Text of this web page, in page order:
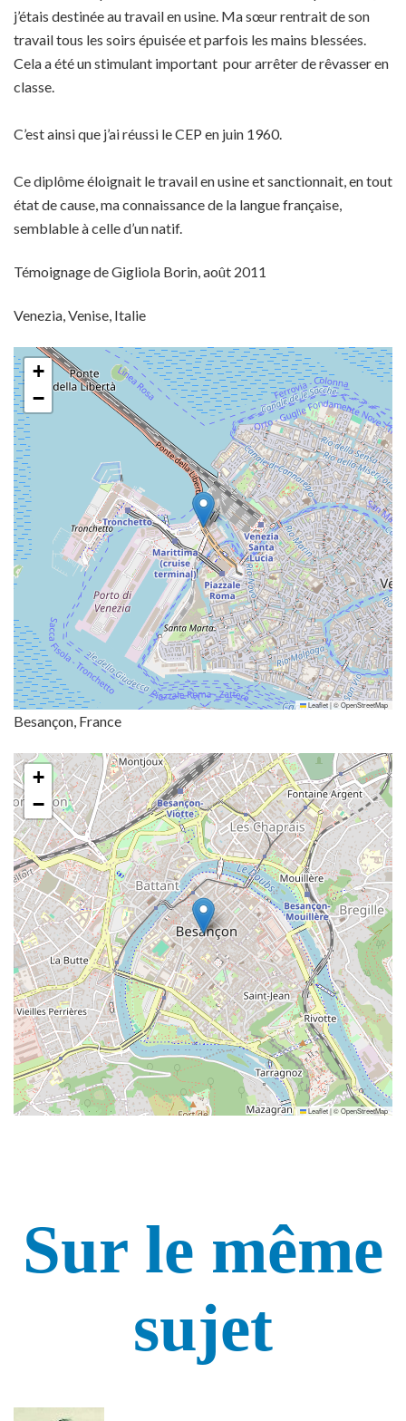
j’étais destinée au travail en usine. Ma sœur rentrait de son
travail tous les soirs épuisée et parfois les mains blessées.
Cela a été un stimulant important pour arrêter de rêvasser en
classe.
C’est ainsi que j’ai réussi le CEP en juin 1960.
Ce diplôme éloignait le travail en usine et sanctionnait, en tout
état de cause, ma connaissance de la langue française,
semblable à celle d’un natif.
Témoignage de Gigliola Borin, août 2011
Venezia, Venise, Italie
+
−
Leaflet|©OpenStreetMap
Besançon, France
+
−
Leaflet|©OpenStreetMap
Sur le même
sujet